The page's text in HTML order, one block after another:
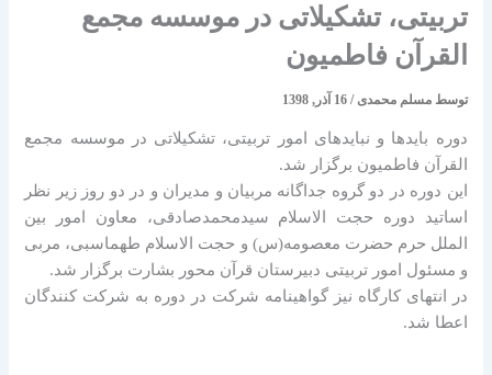
تربیتی، تشکیلاتی در موسسه مجمع
القرآن فاطمیون
توسط مسلم محمدی/16 آذر, 1398
دوره بایدها و نبایدهای امور تربیتی، تشکیلاتی در موسسه مجمع
القرآن فاطمیون برگزار شد.
این دوره در دو گروه جداگانه مربیان و مدیران و در دو روز زیر نظر
اساتید دوره حجت الاسلام سیدمحمدصادقی، معاون امور بین
الملل حرم حضرت معصومه(س) و حجت الاسلام طهماسبی، مربی
و مسئول امور تربیتی دبیرستان قرآن محور بشارت برگزار شد.
در انتهای کارگاه نیز گواهینامه شرکت در دوره به شرکت کنندگان
اعطا شد.